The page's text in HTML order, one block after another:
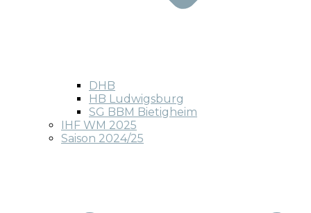
DHB
HB Ludwigsburg
SG BBM Bietigheim
IHF WM 2025
Saison 2024/25